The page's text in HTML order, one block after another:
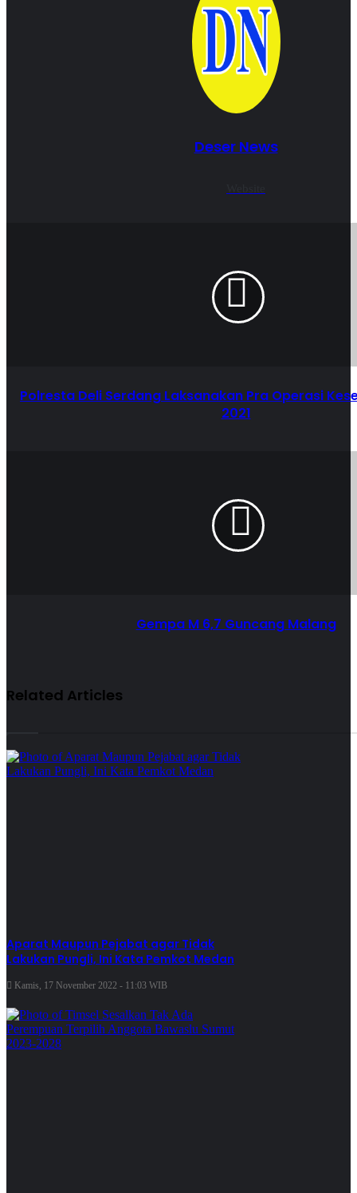
Deser News
Polresta Deli Serdang Laksanakan Pra Operasi
2021
Gempa M 6,7 Guncang Malang
Related Articles
Aparat Maupun Pejabat agar Tidak
Lakukan Pungli, Ini Kata Pemkot Medan
Kamis, 17 November 2022 - 11:03 WIB